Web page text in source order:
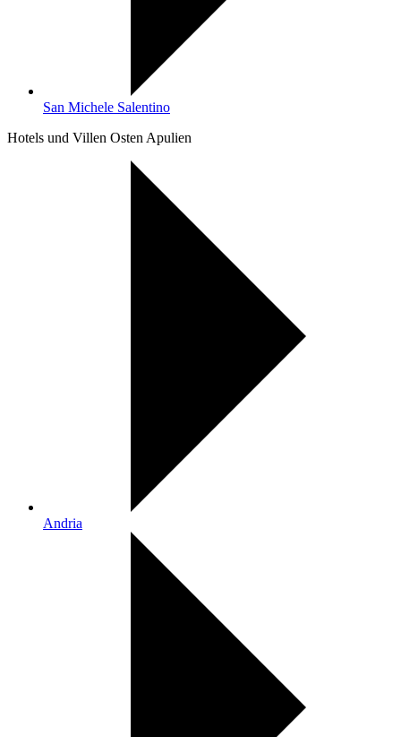
San Michele Salentino
Hotels und Villen Osten Apulien
Andria